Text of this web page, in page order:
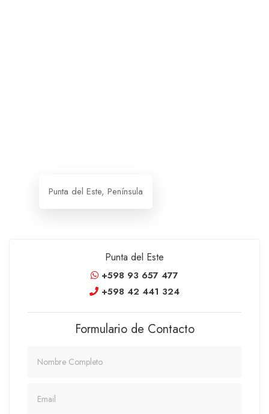
Punta del Este, Península
Punta del Este
+598 93 657 477
+598 42 441 324
Formulario de Contacto